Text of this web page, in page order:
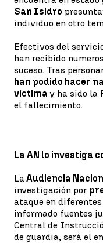
San Isidro
individuo en otro
Efectivos del
han recibido
suceso. Tras
han podido hacer
víctima y ha sido la
el fallecimiento.
La AN lo investiga
La Audiencia
investigación por
ataque en
informado fuentes
Central de
de guardia, será el